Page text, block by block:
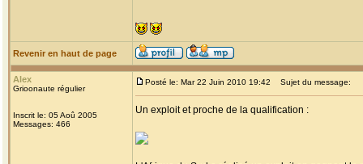
Revenir en haut de page
Alex
Grioonaute régulier
Inscrit le: 05 Aoû 2005
Messages: 466
Posté le: Mar 22 Juin 2010 19:42 Sujet du message:
Un exploit et proche de la qualification :